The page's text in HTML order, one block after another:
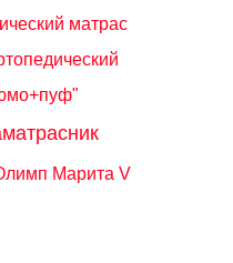
матрас
Марита V